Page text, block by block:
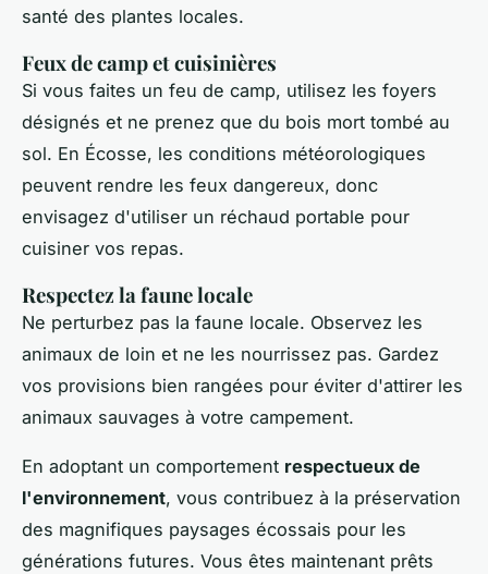
santé des plantes locales.
Feux de camp et cuisinières
Si vous faites un feu de camp, utilisez les foyers
désignés et ne prenez que du bois mort tombé au
sol. En Écosse, les conditions météorologiques
peuvent rendre les feux dangereux, donc
envisagez d'utiliser un réchaud portable pour
cuisiner vos repas.
Respectez la faune locale
Ne perturbez pas la faune locale. Observez les
animaux de loin et ne les nourrissez pas. Gardez
vos provisions bien rangées pour éviter d'attirer les
animaux sauvages à votre campement.
En adoptant un comportement respectueux de
l'environnement, vous contribuez à la préservation
des magnifiques paysages écossais pour les
générations futures. Vous êtes maintenant prêts